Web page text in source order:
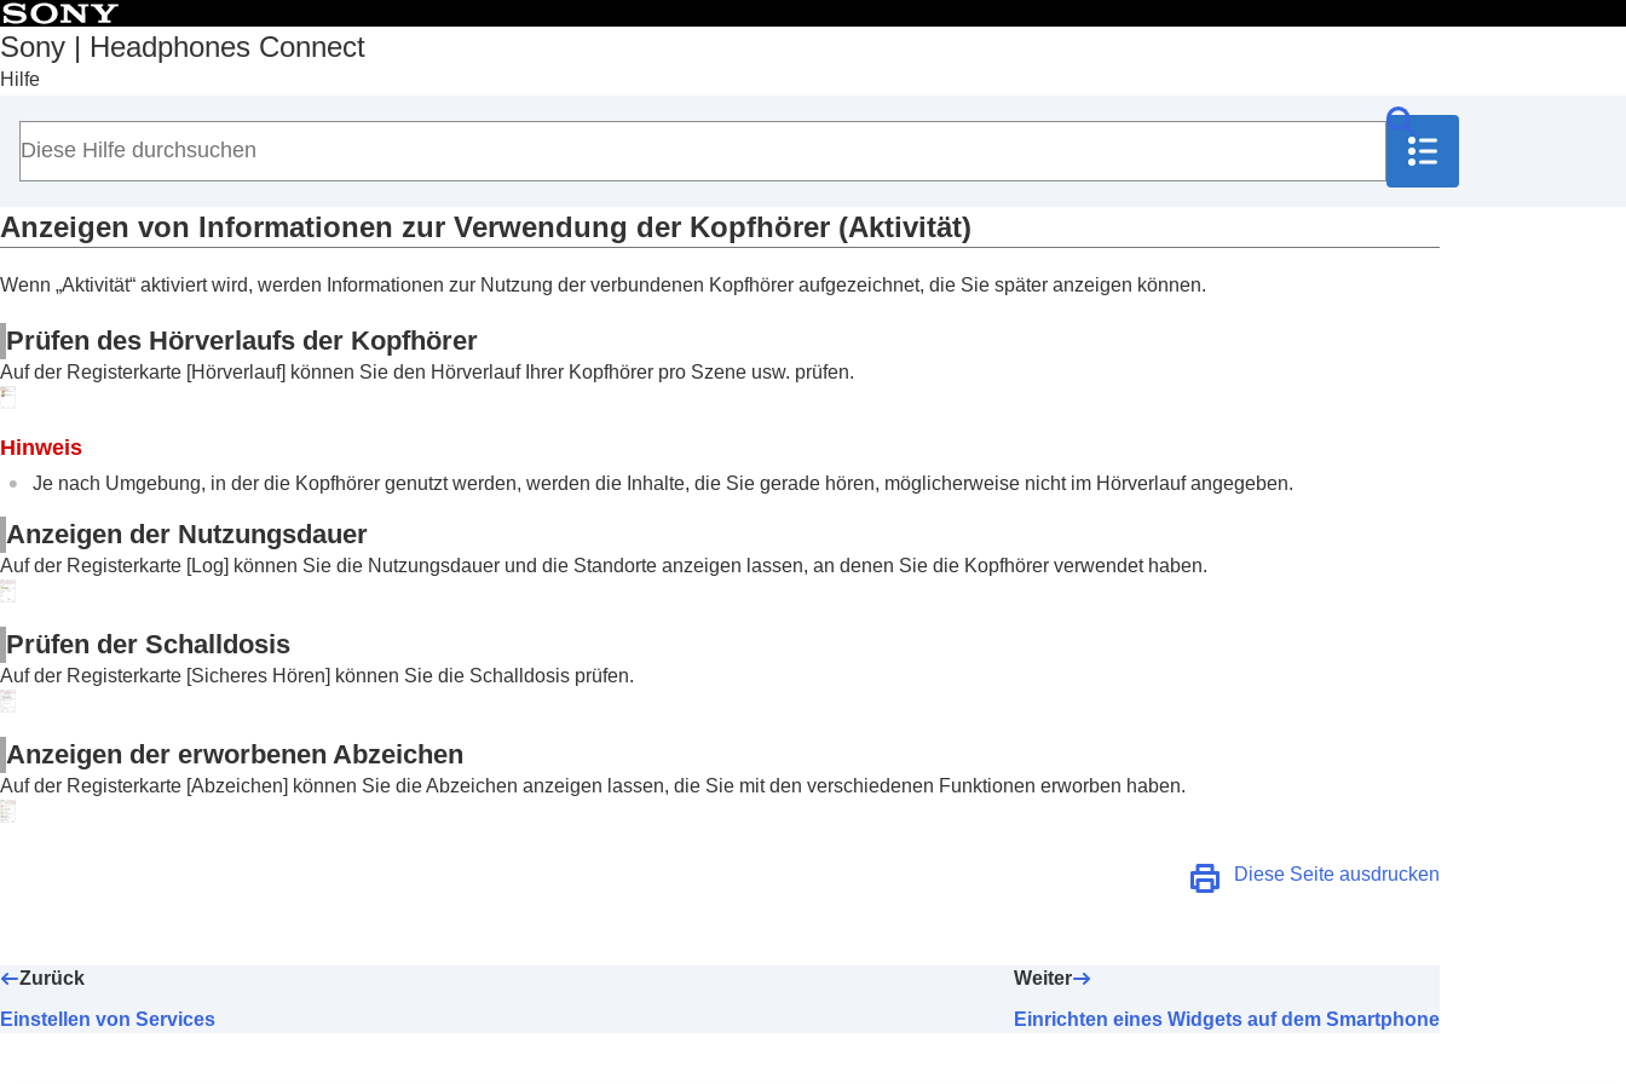
Sony | Headphones Connect
Hilfe
Anfang
Erste Schritte
Hinweise zur Bedienung
Hinweis zum Dashboard von „Sony | Headphones Connect“
Auf der Registerkarte [Status] angezeigte Funktionen
Auf der Registerkarte [Sound] angezeigte Funktionen
Auf der Registerkarte [System] angezeigte Funktionen
Anzeigen von Informationen zur Verwendung der Kopfhörer (
Einrichten eines Widgets auf dem Smartphone
Fehlerbehebung
Zugänglichkeit
Anzeigen von Informationen zur Verwendung der Kopfhörer (Aktivität)
Wenn „Aktivität“ aktiviert wird, werden Informationen zur Nutzung der verbundenen Kopfhörer aufgezeichnet, die Sie später anzeigen können.
Prüfen des Hörverlaufs der Kopfhörer
Auf der Registerkarte [Hörverlauf] können Sie den Hörverlauf Ihrer Kopfhörer pro Szene usw. prüfen.
Hinweis
Je nach Umgebung, in der die Kopfhörer genutzt werden, werden die Inhalte, die Sie gerade hören, möglicherweise nicht im Hörverlauf angegeben.
Anzeigen der Nutzungsdauer
Auf der Registerkarte [Log] können Sie die Nutzungsdauer und die Standorte anzeigen lassen, an denen Sie die Kopfhörer verwendet haben.
Prüfen der Schalldosis
Auf der Registerkarte [Sicheres Hören] können Sie die Schalldosis prüfen.
Anzeigen der erworbenen Abzeichen
Auf der Registerkarte [Abzeichen] können Sie die Abzeichen anzeigen lassen, die Sie mit den verschiedenen Funktionen erworben haben.
Diese Seite ausdrucken
Zurück
Einstellen von Services
Weiter
Einrichten eines Widgets auf dem Smartphone